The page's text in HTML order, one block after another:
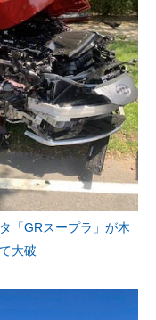
「GRスープラ」が木
大破